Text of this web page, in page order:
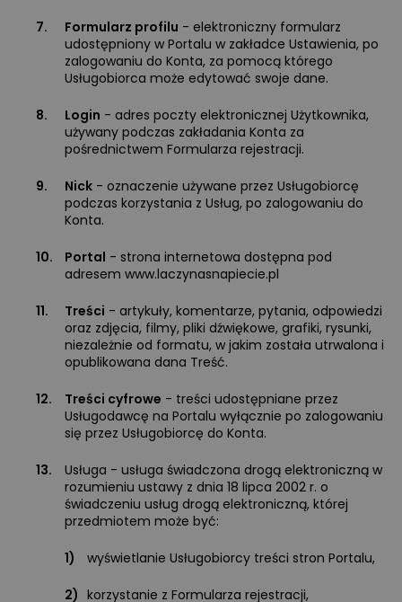
7. Formularz profilu - elektroniczny formularz
udostępniony w Portalu w zakładce Ustawienia, po
zalogowaniu do Konta, za pomocą którego
Usługobiorca może edytować swoje dane.
8. Login - adres poczty elektronicznej Użytkownika,
używany podczas zakładania Konta za
pośrednictwem Formularza rejestracji.
9. Nick - oznaczenie używane przez Usługobiorcę
podczas korzystania z Usług, po zalogowaniu do
Konta.
10. Portal - strona internetowa dostępna pod
adresem www.laczynasnapiecie.pl
11. Treści - artykuły, komentarze, pytania, odpowiedzi
oraz zdjęcia, filmy, pliki dźwiękowe, grafiki, rysunki,
niezależnie od formatu, w jakim została utrwalona i
opublikowana dana Treść.
12. Treści cyfrowe - treści udostępniane przez
Usługodawcę na Portalu wyłącznie po zalogowaniu
się przez Usługobiorcę do Konta.
13.
Usługa - usługa świadczona drogą elektroniczną w
rozumieniu ustawy z dnia 18 lipca 2002 r. o
świadczeniu usług drogą elektroniczną, której
przedmiotem może być:
1) wyświetlanie Usługobiorcy treści stron Portalu,
2) korzystanie z Formularza rejestracji,